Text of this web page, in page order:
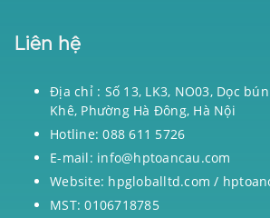
Liên hệ
Địa chỉ : Số 13, LK3, NO03, Dọc
Khê, Phường Hà Đông, Hà Nội
Hotline: 088 611 5726
E-mail: info@hptoancau.com
Website: hpgloballtd.com /
MST: 0106718785